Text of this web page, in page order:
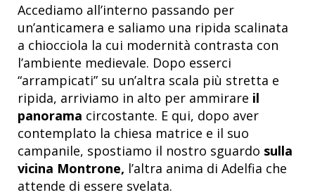
Accediamo all’interno passando per
un’anticamera e saliamo una ripida scalinata
a chiocciola la cui modernità contrasta con
l’ambiente medievale. Dopo esserci
“arrampicati” su un’altra scala più stretta e
ripida, arriviamo in alto per ammirare il
panorama circostante. E qui, dopo aver
contemplato la chiesa matrice e il suo
campanile, spostiamo il nostro sguardo sulla
vicina Montrone, l’altra anima di Adelfia che
attende di essere svelata.